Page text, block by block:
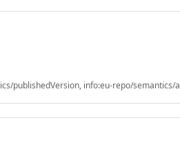
publishedVersion, info:eu-repo/semantics/